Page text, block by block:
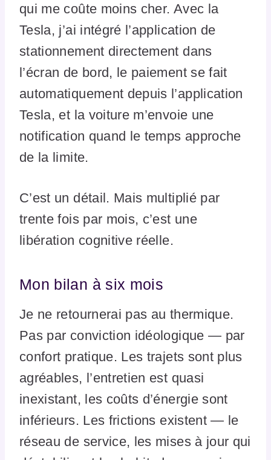
qui me coûte moins cher. Avec la
Tesla, j’ai intégré l’application de
stationnement directement dans
l’écran de bord, le paiement se fait
automatiquement depuis l’application
Tesla, et la voiture m’envoie une
notification quand le temps approche
de la limite.
C’est un détail. Mais multiplié par
trente fois par mois, c’est une
libération cognitive réelle.
Mon bilan à six mois
Je ne retournerai pas au thermique.
Pas par conviction idéologique — par
confort pratique. Les trajets sont plus
agréables, l’entretien est quasi
inexistant, les coûts d’énergie sont
inférieurs. Les frictions existent — le
réseau de service, les mises à jour qui